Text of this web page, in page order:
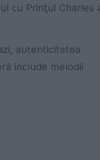
cu Prinţul Charles
autenticitatea
include melodii